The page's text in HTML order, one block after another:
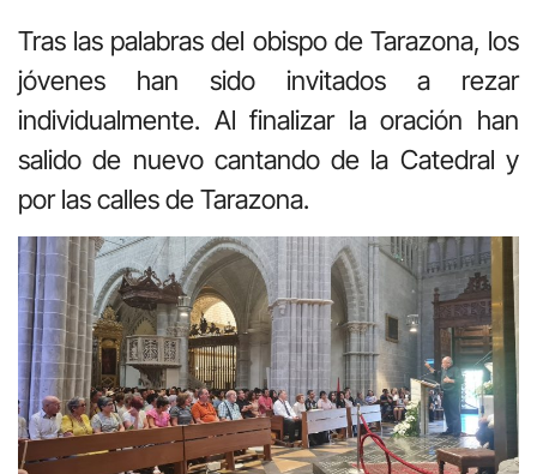
Tras las palabras del obispo de Tarazona, los
jóvenes han sido invitados a rezar
individualmente. Al finalizar la oración han
salido de nuevo cantando de la Catedral y
por las calles de Tarazona.